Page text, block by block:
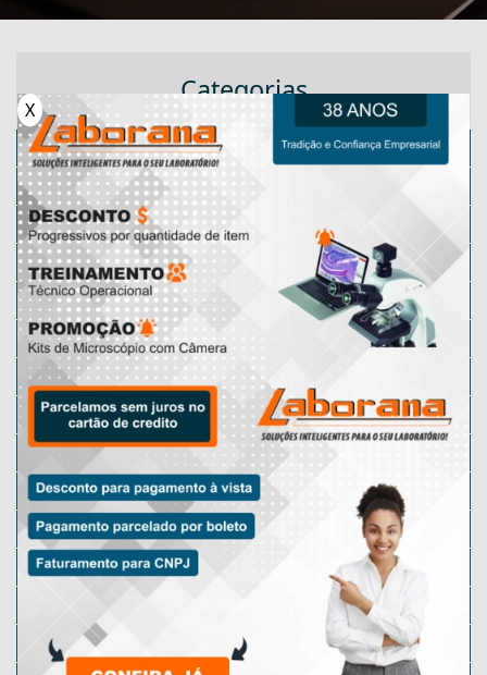
Categorias
Microscópio
Micrótomos
Karl Fischer
Micrótomo Manual
Microscópio Lupa
Microscópio Motic
Lâminas Preparadas
Micrótomo Rotativo
Microscópio Óptico
Microscópio Digital
Microscópio Escolar
Micrótomo Automático
Microscópio Invertido
X